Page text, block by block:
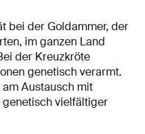
bei der Goldammer, der
im ganzen Land
der Kreuzkröte
genetisch verarmt.
Austausch mit
vielfältiger